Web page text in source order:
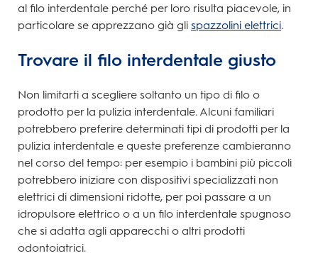
al filo interdentale perché per loro risulta piacevole, in
particolare se apprezzano già gli spazzolini elettrici.
Trovare il filo interdentale giusto
Non limitarti a scegliere soltanto un tipo di filo o
prodotto per la pulizia interdentale. Alcuni familiari
potrebbero preferire determinati tipi di prodotti per la
pulizia interdentale e queste preferenze cambieranno
nel corso del tempo: per esempio i bambini più piccoli
potrebbero iniziare con dispositivi specializzati non
elettrici di dimensioni ridotte, per poi passare a un
idropulsore elettrico o a un filo interdentale spugnoso
che si adatta agli apparecchi o altri prodotti
odontoiatrici.